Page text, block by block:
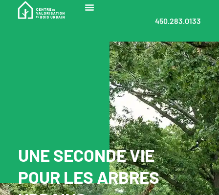
450.283.0133
UNE SECONDE VIE
POUR LES ARBRES